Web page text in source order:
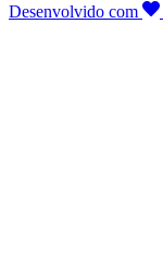
Desenvolvido com